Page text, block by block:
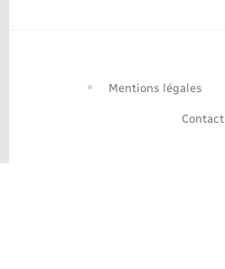
Mentions légales
Contact